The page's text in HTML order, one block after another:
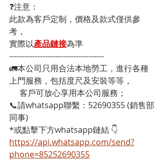
❓注意：
此款為客戶定制，價格及款式僅供參
考，
實際以產品鏈接為準
-------------------------------------
🚛本公司只用合法本地勞工，進行各種
上門服務，包括度尺及安裝等等，
     客戶可放心享用本公司服務；
📞請whatsapp聯繫：52690355 (銷售部
同事)
*或點擊下方whatsapp鏈結 👇
https://api.whatsapp.com/send?
phone=85252690355